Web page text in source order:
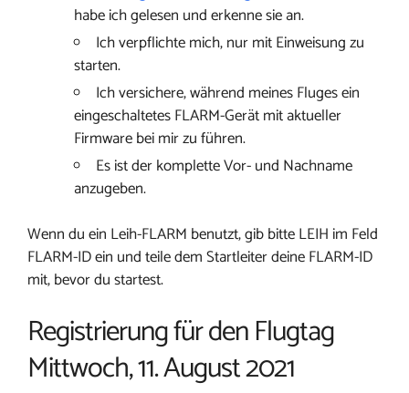
habe ich gelesen und erkenne sie an.
Ich verpflichte mich, nur mit Einweisung zu
starten.
Ich versichere, während meines Fluges ein
eingeschaltetes FLARM-Gerät mit aktueller
Firmware bei mir zu führen.
Es ist der komplette Vor- und Nachname
anzugeben.
Wenn du ein Leih-FLARM benutzt, gib bitte LEIH im Feld
FLARM-ID ein und teile dem Startleiter deine FLARM-ID
mit, bevor du startest.
Registrierung für den Flugtag
Mittwoch, 11. August 2021